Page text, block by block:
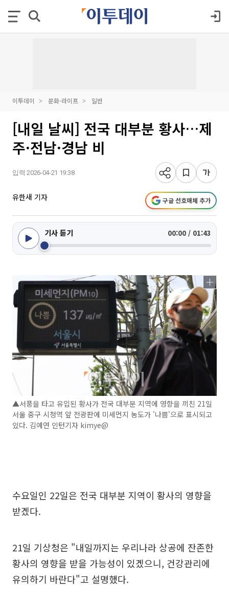
이투데이 문화·라이프 일반
[내일 날씨] 전국 대부분 황사…제
주·전남·경남 비
입력 2026-04-21 19:38
유한새 기자 구글 선호매체 추가
기사 듣기 00:00 / 01:43
▲서풍을 타고 유입된 황사가 전국 대부분 지역에 영향을 끼친 21일
서울 중구 시청역 앞 전광판에 미세먼지 농도가 '나쁨'으로 표시되고
있다. 김예연 인턴기자 kimye@
수요일인 22일은 전국 대부분 지역이 황사의 영향을
받겠다.
21일 기상청은 "내일까지는 우리나라 상공에 잔존한
황사의 영향을 받을 가능성이 있겠으니, 건강관리에
유의하기 바란다"고 설명했다.